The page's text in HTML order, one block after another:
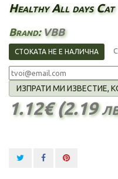
Healthy All days Cat
Brand: VBB
СТОКАТА НЕ Е НАЛИЧНА
ИЗПРАТИ МИ ИЗВЕСТИЕ,
1.12€ (2.19